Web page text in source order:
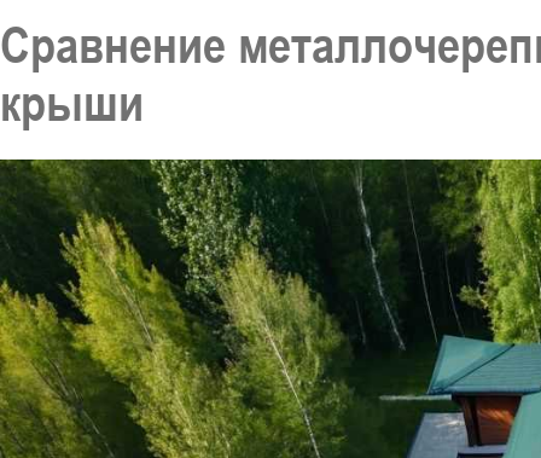
Сравнение
крыши